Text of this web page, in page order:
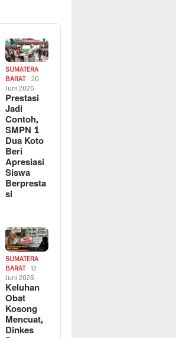
SUMATERA
BARAT
20
Juni 2026
Prestasi
Jadi
Contoh,
SMPN 1
Dua Koto
Beri
Apresiasi
Siswa
Berpresta
si
SUMATERA
BARAT
12
Juni 2026
Keluhan
Obat
Kosong
Mencuat,
Dinkes